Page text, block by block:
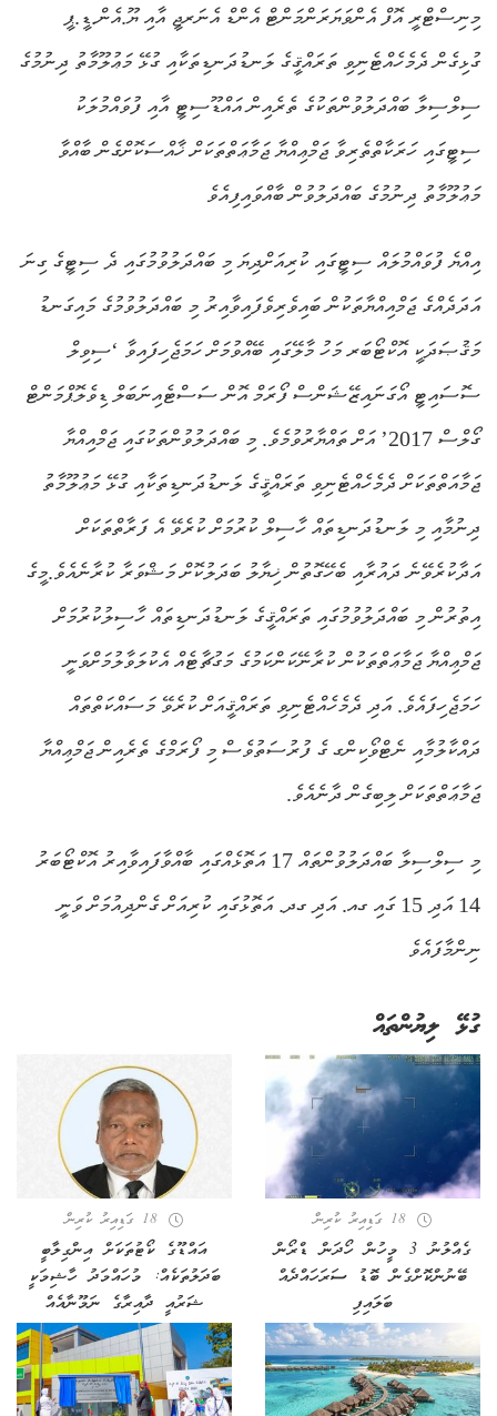
މިނިސްޓްރީ އޮފް އެންވަޔަރަންމަންޓް އެންޑް އެނަރޖީ އާއި ޔޫ.އެން.ޑީ.ޕީ
ގުޅިގެން ދެމެހެއްޓެނިވި ތަރައްޤީގެ ލަނޑުދަނޑިތަކާއި ގުޅޭ މަޢުލޫމާތު ދިނުމުގެ
ސިލްސިލާ ބައްދަލުވުންތަކުގެ ތެރެއިން އައްޑޫސިޓީ އާއި ފުވައްމުލަކު
ސިޓީގައި ހަރަކާތްތެރިވާ ޖަމްޢިއްޔާ ޖަމާޢަތްތަކަށް ޚާއްސަކޮށްގެން ބާއްވާ
މަޢުލޫމާތު ދިނުމުގެ ބައްދަލުވުން ބާއްވައިފިއެވެ
އިއްޔެ ފުވައްމުލައް ސިޓީގައި ކުރިއަށްދިޔަ މި ބައްދަލުވުމުގައި ދެ ސިޓީގެ ގިނަ
އަދަދެއްގެ ޖަމްއިއްޔާތަކުން ބައިވެރިވެފައިވާއިރު މި ބައްދަލުވުމުގެ މައިގަނޑު
މަޤުޞަދަކީ އޮކްޓޯބަރ މަހު މާލޭގައި ބޭއްވުމަށް ހަމަޖެހިފައިވާ ‘ސިވިލް
ސޮސައިޓީ އޯގަނައިޒޭޝަންސް ފޯރަމް އޮން ސަސްޓެއިނަބަލް ޑިވެލޮޕްމަންޓް
ގޯލްސް 2017’ އަށް ތައްޔާރުވުމެވެ. މި ބައްދަލުވުންތަކުގައި ޖަމްއިއްޔާ
ޖަމާއަތްތަކަށް ދެމެހެއްޓެނިވި ތަރައްޤީގެ ލަނޑުދަނޑިތަކާއި ގުޅޭ މަޢުލޫމާތު
ދިނުމާއި މި ލަނޑުދަނޑިތައް ހާސިލް ކުރުމަށް ކުރެވޭ އެ ފަރާތްތަކަށް
އަދާކުރެވޭނެ ދައުރާއި ބެހޭގޮތުން ޚިޔާލު ބަދަލުކޮށް މަޝްވަރާ ކުރާނެއެވެ.މީގެ
އިތުރުން މި ބައްދަލުވުމުގައި ތަރައްޤީގެ ލަނޑުދަނޑިތައް ހާސިލުކުރުމަށް
ޖަމްޢިއްޔާ ޖަމާޢަތްތަކުން ކުރާނޭކަންކަމުގެ މަގުޗާޓެއް އެކުލަވާލުމަށްވަނީ
ހަމަޖެހިފައެވެ. އަދި ދެމެހެއްޓެނިވި ތަރައްޤީއަށް ކުރެވޭ މަސައްކަތްތައް
ދައްކާލުމާއި ނެޓްވޯކިންގ ގެ ފުރުސަތުވެސް މި ފޯރަމްގެ ތެރެއިން ޖަމްޢިއްޔާ
ޖަމާޢަތްތަކަށް ލިބިގެން ދާނެއެވެ.
މި ސިލްސިލާ ބައްދަލުވުންތައް 17 އަތޮޅެއްގައި ބާއްވާފައިވާއިރު އޮކްޓޯބަރު
14 އަދި 15 ގައި ގއ. އަދި ގދ. އަތޮޅުގައި ކުރިއަށް ގެންދިއުމަށް ވަނީ
ނިންމާފައެވެ
ގުޅޭ ލިޔުންތައް
18 ގަޑިއިރު ކުރިން
ގެއްލުނު 3 މީހުން ހޯދަން ޑްރޯން
ބޭނުންކޮށްގެން ބޮޑު ސަރަހައްދެއް
ބަލައިފި
18 ގަޑިއިރު ކުރިން
އައްޑޫގެ ކޯޓުތަކަށް އިންގިލާބީ
ބަދަލުތަކެއް: މުހައްމަދު ހާޝިމަކީ
ޝަރުއީ ދާއިރާގެ ނަމޫނާއެއް